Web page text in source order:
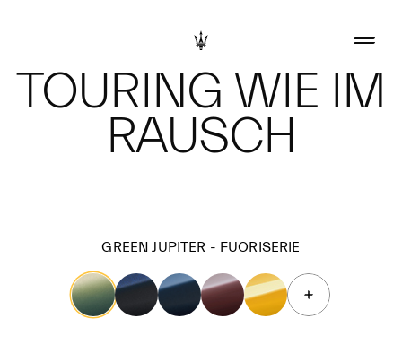
TOURING WIE IM
RAUSCH
GREEN JUPITER - FUORISERIE